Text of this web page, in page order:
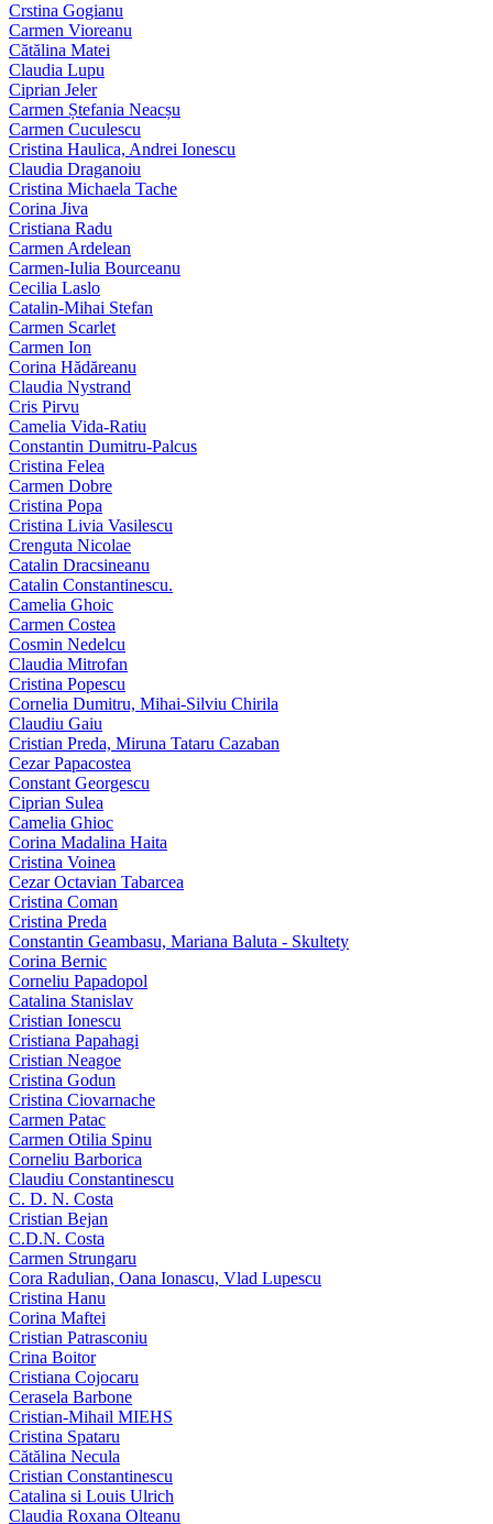
Crstina Gogianu
Carmen Vioreanu
Cătălina Matei
Claudia Lupu
Ciprian Jeler
Carmen Ștefania Neacșu
Carmen Cuculescu
Cristina Haulica, Andrei Ionescu
Claudia Draganoiu
Cristina Michaela Tache
Corina Jiva
Cristiana Radu
Carmen Ardelean
Carmen-Iulia Bourceanu
Cecilia Laslo
Catalin-Mihai Stefan
Carmen Scarlet
Carmen Ion
Corina Hădăreanu
Claudia Nystrand
Cris Pirvu
Camelia Vida-Ratiu
Constantin Dumitru‑Palcus
Cristina Felea
Carmen Dobre
Cristina Popa
Cristina Livia Vasilescu
Crenguta Nicolae
Catalin Dracsineanu
Catalin Constantinescu.
Camelia Ghoic
Carmen Costea
Cosmin Nedelcu
Claudia Mitrofan
Cristina Popescu
Cornelia Dumitru, Mihai‑Silviu Chirila
Claudiu Gaiu
Cristian Preda, Miruna Tataru Cazaban
Cezar Papacostea
Constant Georgescu
Ciprian Sulea
Camelia Ghioc
Corina Madalina Haita
Cristina Voinea
Cezar Octavian Tabarcea
Cristina Coman
Cristina Preda
Constantin Geambasu, Mariana Baluta - Skultety
Corina Bernic
Corneliu Papadopol
Catalina Stanislav
Cristian Ionescu
Cristiana Papahagi
Cristian Neagoe
Cristina Godun
Cristina Ciovarnache
Carmen Patac
Carmen Otilia Spinu
Corneliu Barborica
Claudiu Constantinescu
C. D. N. Costa
Cristian Bejan
C.D.N. Costa
Carmen Strungaru
Cora Radulian, Oana Ionascu, Vlad Lupescu
Cristina Hanu
Corina Maftei
Cristian Patrasconiu
Crina Boitor
Cristiana Cojocaru
Cerasela Barbone
Cristian-Mihail MIEHS
Cristina Spataru
Cătălina Necula
Cristian Constantinescu
Catalina si Louis Ulrich
Claudia Roxana Olteanu